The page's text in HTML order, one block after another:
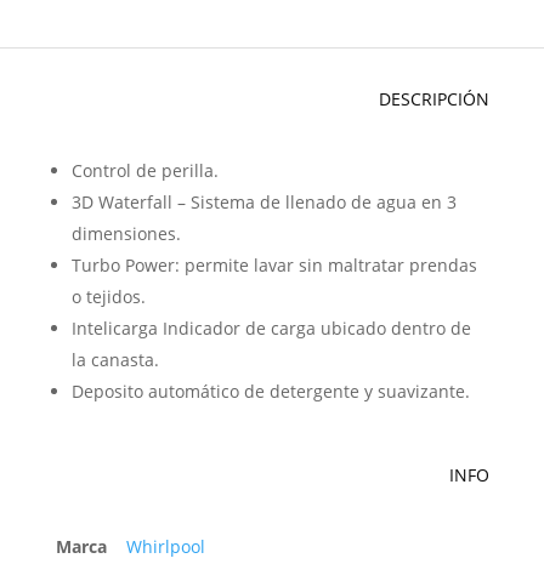
DESCRIPCIÓN
Control de perilla.
3D Waterfall – Sistema de llenado de agua en 3
dimensiones.
Turbo Power: permite lavar sin maltratar prendas
o tejidos.
Intelicarga Indicador de carga ubicado dentro de
la canasta.
Deposito automático de detergente y suavizante.
INFO
Marca
Whirlpool